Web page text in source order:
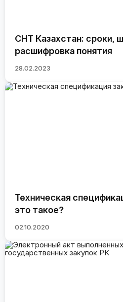
СНТ Казахстан: сроки,
расшифровка понятия
28.02.2023
Техническая
это такое?
02.10.2020